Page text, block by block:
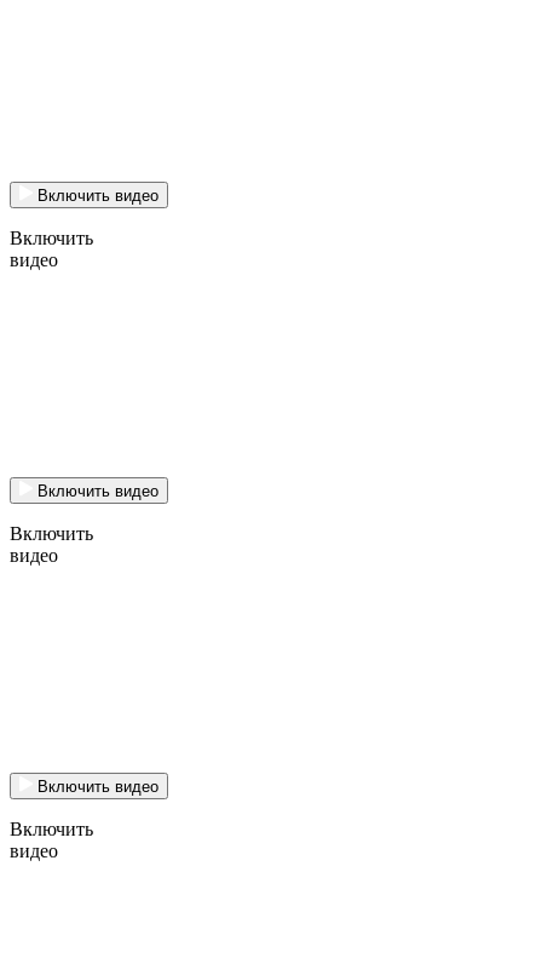
Включить видео
Включить
видео
Включить видео
Включить
видео
Включить видео
Включить
видео